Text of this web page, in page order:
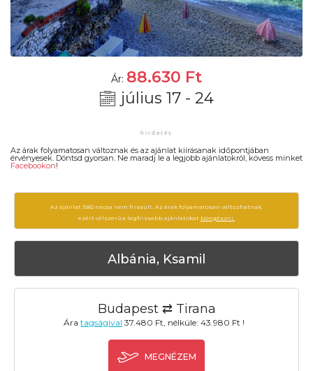
Ár: 88.630 Ft
július 17 - 24
Az árak folyamatosan változnak és az ajánlat kiírásanak időpontjában
érvényesek. Döntsd gyorsan. Ne maradj le a legjobb ajánlatokról, kövess minket
Facebookon!
Az ajánlat 1582 napja nem frissült. Az árak folyamatosan változhatnak,
ezért célszerű a legfrissebb ajánlatokat böngészni.
Albánia, Ksamil
Budapest ⇄ Tirana
Áratagságival 37.480 Ft, nélküle: 43.980 Ft !
MEGNÉZEM